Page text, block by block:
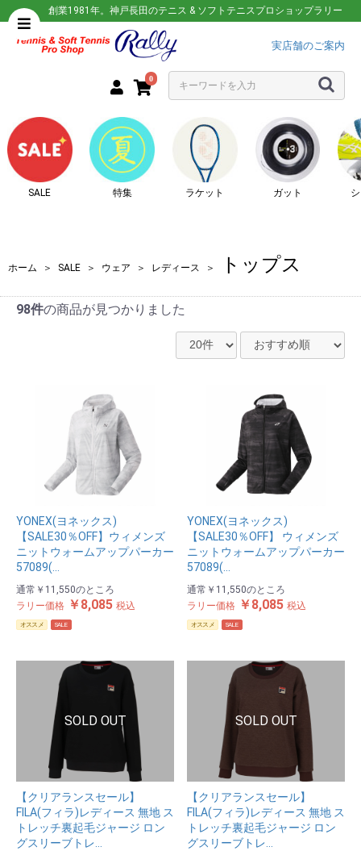
創業1981年。神戸長田のテニス & ソフトテニスプロショップラリー
実店舗のご案内
0
SALE 特集 ラケット ガット
ホーム ＞ SALE ＞ ウェア ＞ レディース ＞ トップス
98件の商品が見つかりました
YONEX(ヨネックス)
【SALE30％OFF】ウィメンズ
ニットウォームアップパーカー
57089(…
通常 ￥11,550のところ
ラリー価格 ￥8,085 税込
オススメ SALE
YONEX(ヨネックス)
【SALE30％OFF】 ウィメンズ
ニットウォームアップパーカー
57089(…
通常 ￥11,550のところ
ラリー価格 ￥8,085 税込
オススメ SALE
【クリアランスセール】
FILA(フィラ)レディース 無地 ス
トレッチ裏起毛ジャージ ロン
グスリーブトレ…
【クリアランスセール】
FILA(フィラ)レディース 無地 ス
トレッチ裏起毛ジャージ ロン
グスリーブトレ…